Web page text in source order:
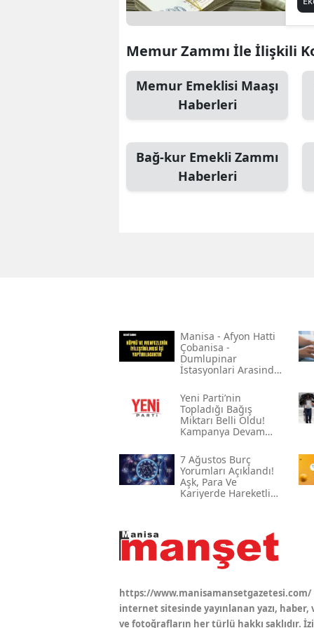
Memur Zammı İle İlişkili
Memur Emeklisi Maaşı
Haberleri
Bağ-kur Emekli Zammı
Haberleri
Mani̇sa - Afyon Hatti
Çobani̇sa -
Dumlupinar
İstasyonlari Arasinda
Ve Menfezleri̇n
Boyanmasi İle Köprü
Ve Menfezleri̇n
İyi̇leşti̇ri̇lmesi̇ İşi̇
Yeni̇ Parti’nin
Topladığı Bağış
Miktarı Belli Oldu!
Kampanya Devam
7 Ağustos Burç
Yorumları Açıklandı!
Aşk, Para Ve
Kariyerde Hareketli
https://www.manisamansetgazetesi.com/
internet sitesinde yayınlanan yazı, haber,
ve fotoğrafların her türlü hakkı saklıdır.